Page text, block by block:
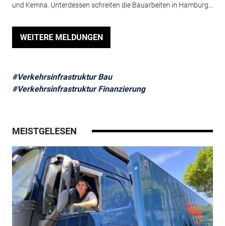
und Kemna. Unterdessen schreiten die Bauarbeiten in Hamburg...
WEITERE MELDUNGEN
#Verkehrsinfrastruktur Bau
#Verkehrsinfrastruktur Finanzierung
MEISTGELESEN